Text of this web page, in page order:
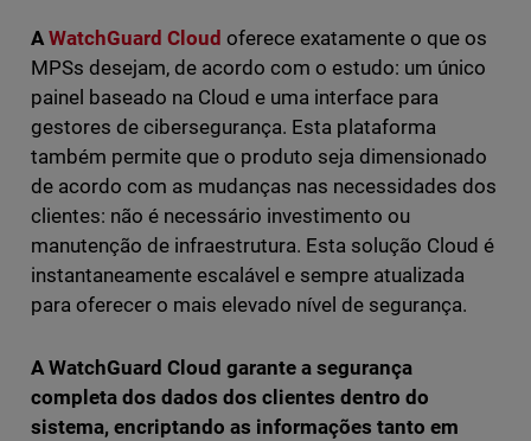
AWatchGuard Cloud oferece exatamente o que os
MPSs desejam, de acordo com o estudo: um único
painel baseado na Cloud e uma interface para
gestores de cibersegurança. Esta plataforma
também permite que o produto seja dimensionado
de acordo com as mudanças nas necessidades dos
clientes: não é necessário investimento ou
manutenção de infraestrutura. Esta solução Cloud é
instantaneamente escalável e sempre atualizada
para oferecer o mais elevado nível de segurança.
A WatchGuard Cloud garante a segurança
completa dos dados dos clientes dentro do
sistema, encriptando as informações tanto em